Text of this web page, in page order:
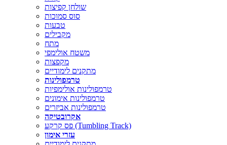
שולחן קפיצות
סוס סמוכות
טבעות
מקבילים
מתח
משטח אולימפי
מקפצות
מתקנים לימודיים
טרמפולינות
טרמפולינות אולימפיות
טרמפולינות אימונים
טרמפולינות אביזרים
אקרובטיקה
פס קרקע (Tumbling Track)
עזרי אימון